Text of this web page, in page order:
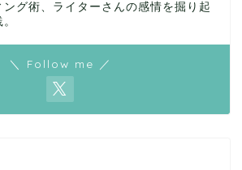
グ術、ライターさんの感情を掘り起
＼ Follow me ／